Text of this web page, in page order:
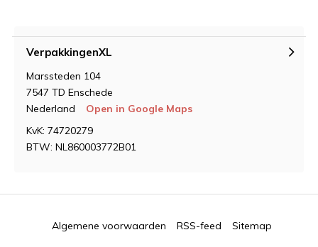
VerpakkingenXL
Marssteden 104
7547 TD Enschede
Nederland
Open in Google Maps
KvK: 74720279
BTW: NL860003772B01
Algemene voorwaarden RSS-feed Sitemap